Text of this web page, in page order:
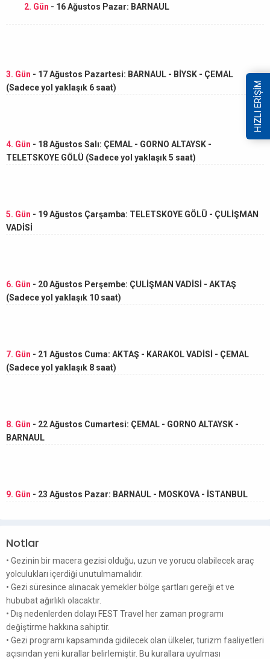
2. Gün - 16 Ağustos Pazar: BARNAUL
3. Gün - 17 Ağustos Pazartesi: BARNAUL - BİYSK - ÇEMAL
(Sadece yol yaklaşık 6 saat)
4. Gün - 18 Ağustos Salı: ÇEMAL - GORNO ALTAYSK -
TELETSKOYE GÖLÜ (Sadece yol yaklaşık 5 saat)
5. Gün - 19 Ağustos Çarşamba: TELETSKOYE GÖLÜ - ÇULİŞMAN
VADİSİ
6. Gün - 20 Ağustos Perşembe: ÇULİŞMAN VADİSİ - AKTAŞ
(Sadece yol yaklaşık 10 saat)
7. Gün - 21 Ağustos Cuma: AKTAŞ - KARAKOL VADİSİ - ÇEMAL
(Sadece yol yaklaşık 8 saat)
8. Gün - 22 Ağustos Cumartesi: ÇEMAL - GORNO ALTAYSK -
BARNAUL
9. Gün - 23 Ağustos Pazar: BARNAUL - MOSKOVA - İSTANBUL
Notlar
• Gezinin bir macera gezisi olduğu, uzun ve yorucu olabilecek araç
yolculukları içerdiği unutulmamalıdır.
• Gezi süresince alınacak yemekler bölge şartları gereği et ve
hububat ağırlıklı olacaktır.
• Dış nedenlerden dolayı FEST Travel her zaman programı
değiştirme hakkına sahiptir.
• Gezi programı kapsamında gidilecek olan ülkeler, turizm faaliyetleri
açısından yeni kurallar belirlemiştir. Bu kurallara uyulması
HIZLI ERİŞİM